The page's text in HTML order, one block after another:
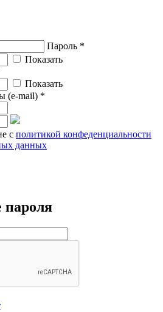
Пароль *
Показать
Показать
(e-mail) *
с политикой конфеденциальности
данных
пароля